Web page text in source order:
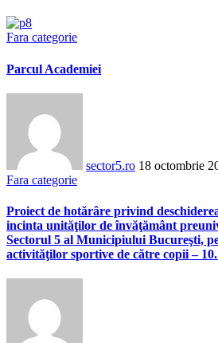
Fara categorie
Parcul Academiei
sector5.ro 18 octombrie
Fara categorie
Proiect de hotărâre privind
incinta unităţilor de învăţământ
Sectorul 5 al Municipiului Bucureşti,
activităţilor sportive de către copii –